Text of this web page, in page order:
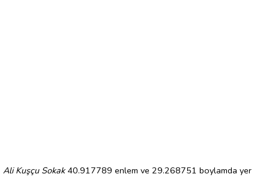
Ali Kuşçu Sokak40.917789 enlem ve 29.268751 boylamda yer